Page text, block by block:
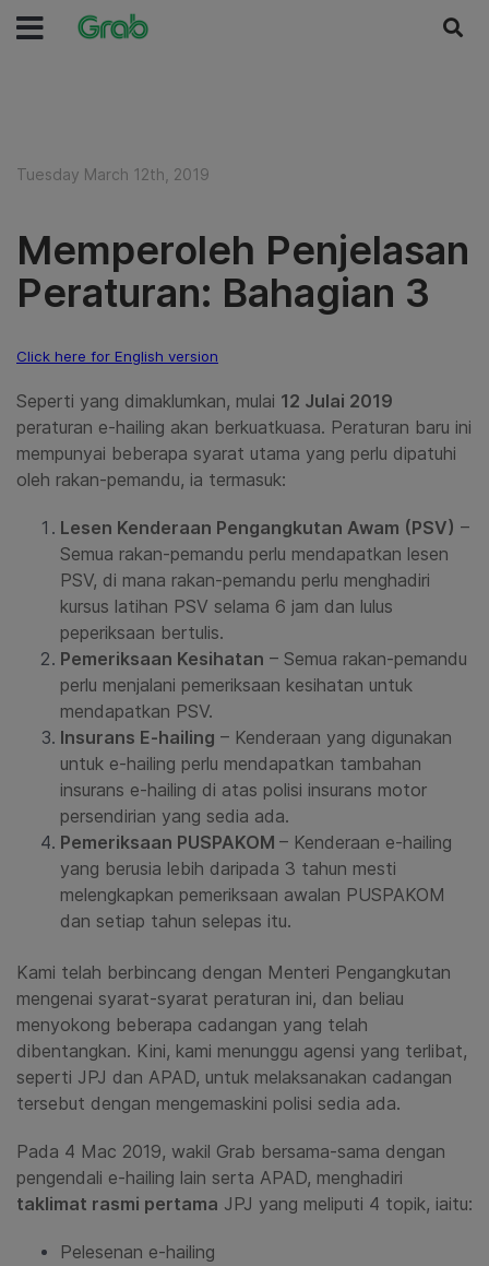
Tuesday March 12th, 2019
Memperoleh Penjelasan
Peraturan: Bahagian 3
Click here for English version
Seperti yang dimaklumkan, mulai 12 Julai 2019
peraturan e-hailing akan berkuatkuasa. Peraturan baru ini
mempunyai beberapa syarat utama yang perlu dipatuhi
oleh rakan-pemandu, ia termasuk:
Lesen Kenderaan Pengangkutan Awam (PSV) –
Semua rakan-pemandu perlu mendapatkan lesen
PSV, di mana rakan-pemandu perlu menghadiri
kursus latihan PSV selama 6 jam dan lulus
peperiksaan bertulis.
Pemeriksaan Kesihatan – Semua rakan-pemandu
perlu menjalani pemeriksaan kesihatan untuk
mendapatkan PSV.
Insurans E-hailing – Kenderaan yang digunakan
untuk e-hailing perlu mendapatkan tambahan
insurans e-hailing di atas polisi insurans motor
persendirian yang sedia ada.
Pemeriksaan PUSPAKOM – Kenderaan e-hailing
yang berusia lebih daripada 3 tahun mesti
melengkapkan pemeriksaan awalan PUSPAKOM
dan setiap tahun selepas itu.
Kami telah berbincang dengan Menteri Pengangkutan
mengenai syarat-syarat peraturan ini, dan beliau
menyokong beberapa cadangan yang telah
dibentangkan. Kini, kami menunggu agensi yang terlibat,
seperti JPJ dan APAD, untuk melaksanakan cadangan
tersebut dengan mengemaskini polisi sedia ada.
Pada 4 Mac 2019, wakil Grab bersama-sama dengan
pengendali e-hailing lain serta APAD, menghadiri
taklimat rasmi pertama JPJ yang meliputi 4 topik, iaitu:
Pelesenan e-hailing